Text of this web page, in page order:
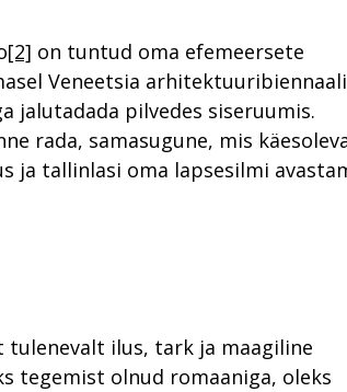
[2] on tuntud oma efemeersete
Veneetsia
jalutadada pilvedes siseruumis.
rada, samasugune, mis
ja tallinlasi oma lapsesilmi
tulenevalt ilus, tark ja maagiline
tegemist olnud romaaniga, oleks